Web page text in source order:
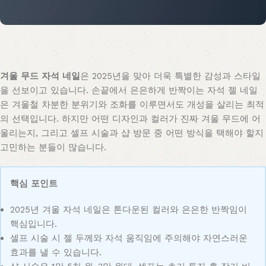
겨울 무드 자석 네일은 2025년을 맞아 더욱 특별한 감성과 스타일
을 선보이고 있습니다. 손끝에서 은은하게 반짝이는 자석 젤 네일
은 겨울철 차분한 분위기와 조화를 이루면서도 개성을 살리는 최적
의 선택입니다. 하지만 어떤 디자인과 컬러가 진짜 겨울 무드에 어
울리는지, 그리고 셀프 시술과 샵 방문 중 어떤 방식을 택해야 할지
고민하는 분들이 많습니다.
핵심 포인트
2025년 겨울 자석 네일은 톤다운된 컬러와 은은한 반짝임이
핵심입니다.
셀프 시술 시 젤 두께와 자석 움직임에 주의해야 자연스러운
효과를 낼 수 있습니다.